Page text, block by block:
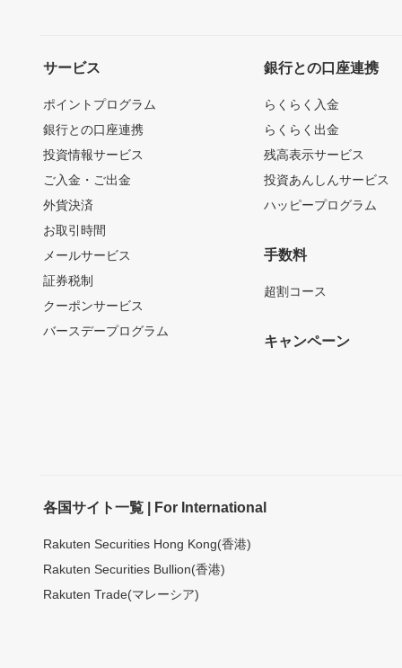
サービス
ポイントプログラム
銀行との口座連携
投資情報サービス
ご入金・ご出金
外貨決済
お取引時間
メールサービス
証券税制
クーポンサービス
バースデープログラム
銀行との口座連携
らくらく入金
らくらく出金
残高表示サービス
投資あんしんサービス
ハッピープログラム
手数料
超割コース
キャンペーン
各国サイト一覧 | For International
Rakuten Securities Hong Kong(香港)
Rakuten Securities Bullion(香港)
Rakuten Trade(マレーシア)